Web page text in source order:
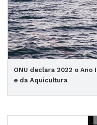
ONU declara 2022 o
e da Aquicultura